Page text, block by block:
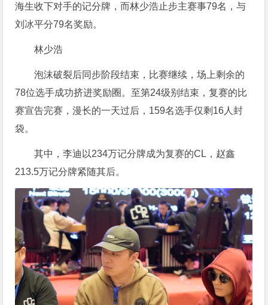
海生收下对手的记分牌，而林少浩止步主赛事79名，与
刘冰平分79名奖励。
林少浩
泡沫破裂后同步阶段结束，比赛继续，场上剩余的
78位选手成功挤进奖励圈。至第24级别结束，复赛的比
赛宣告完赛，漫长的一天过后，159名选手仅剩16人封
袋。
其中，李迪以234万记分牌成为复赛的CL，赵鑫
213.5万记分牌紧随其后。